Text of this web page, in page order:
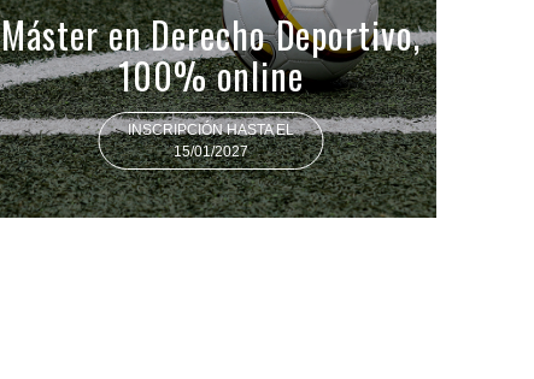
Máster en Derecho Deportivo,
100% online
INSCRIPCIÓN HASTA EL
15/01/2027